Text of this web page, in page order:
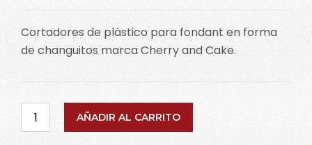
Cortadores de plástico para fondant en forma
de changuitos marca Cherry and Cake.
Cortadores
de
AÑADIR AL CARRITO